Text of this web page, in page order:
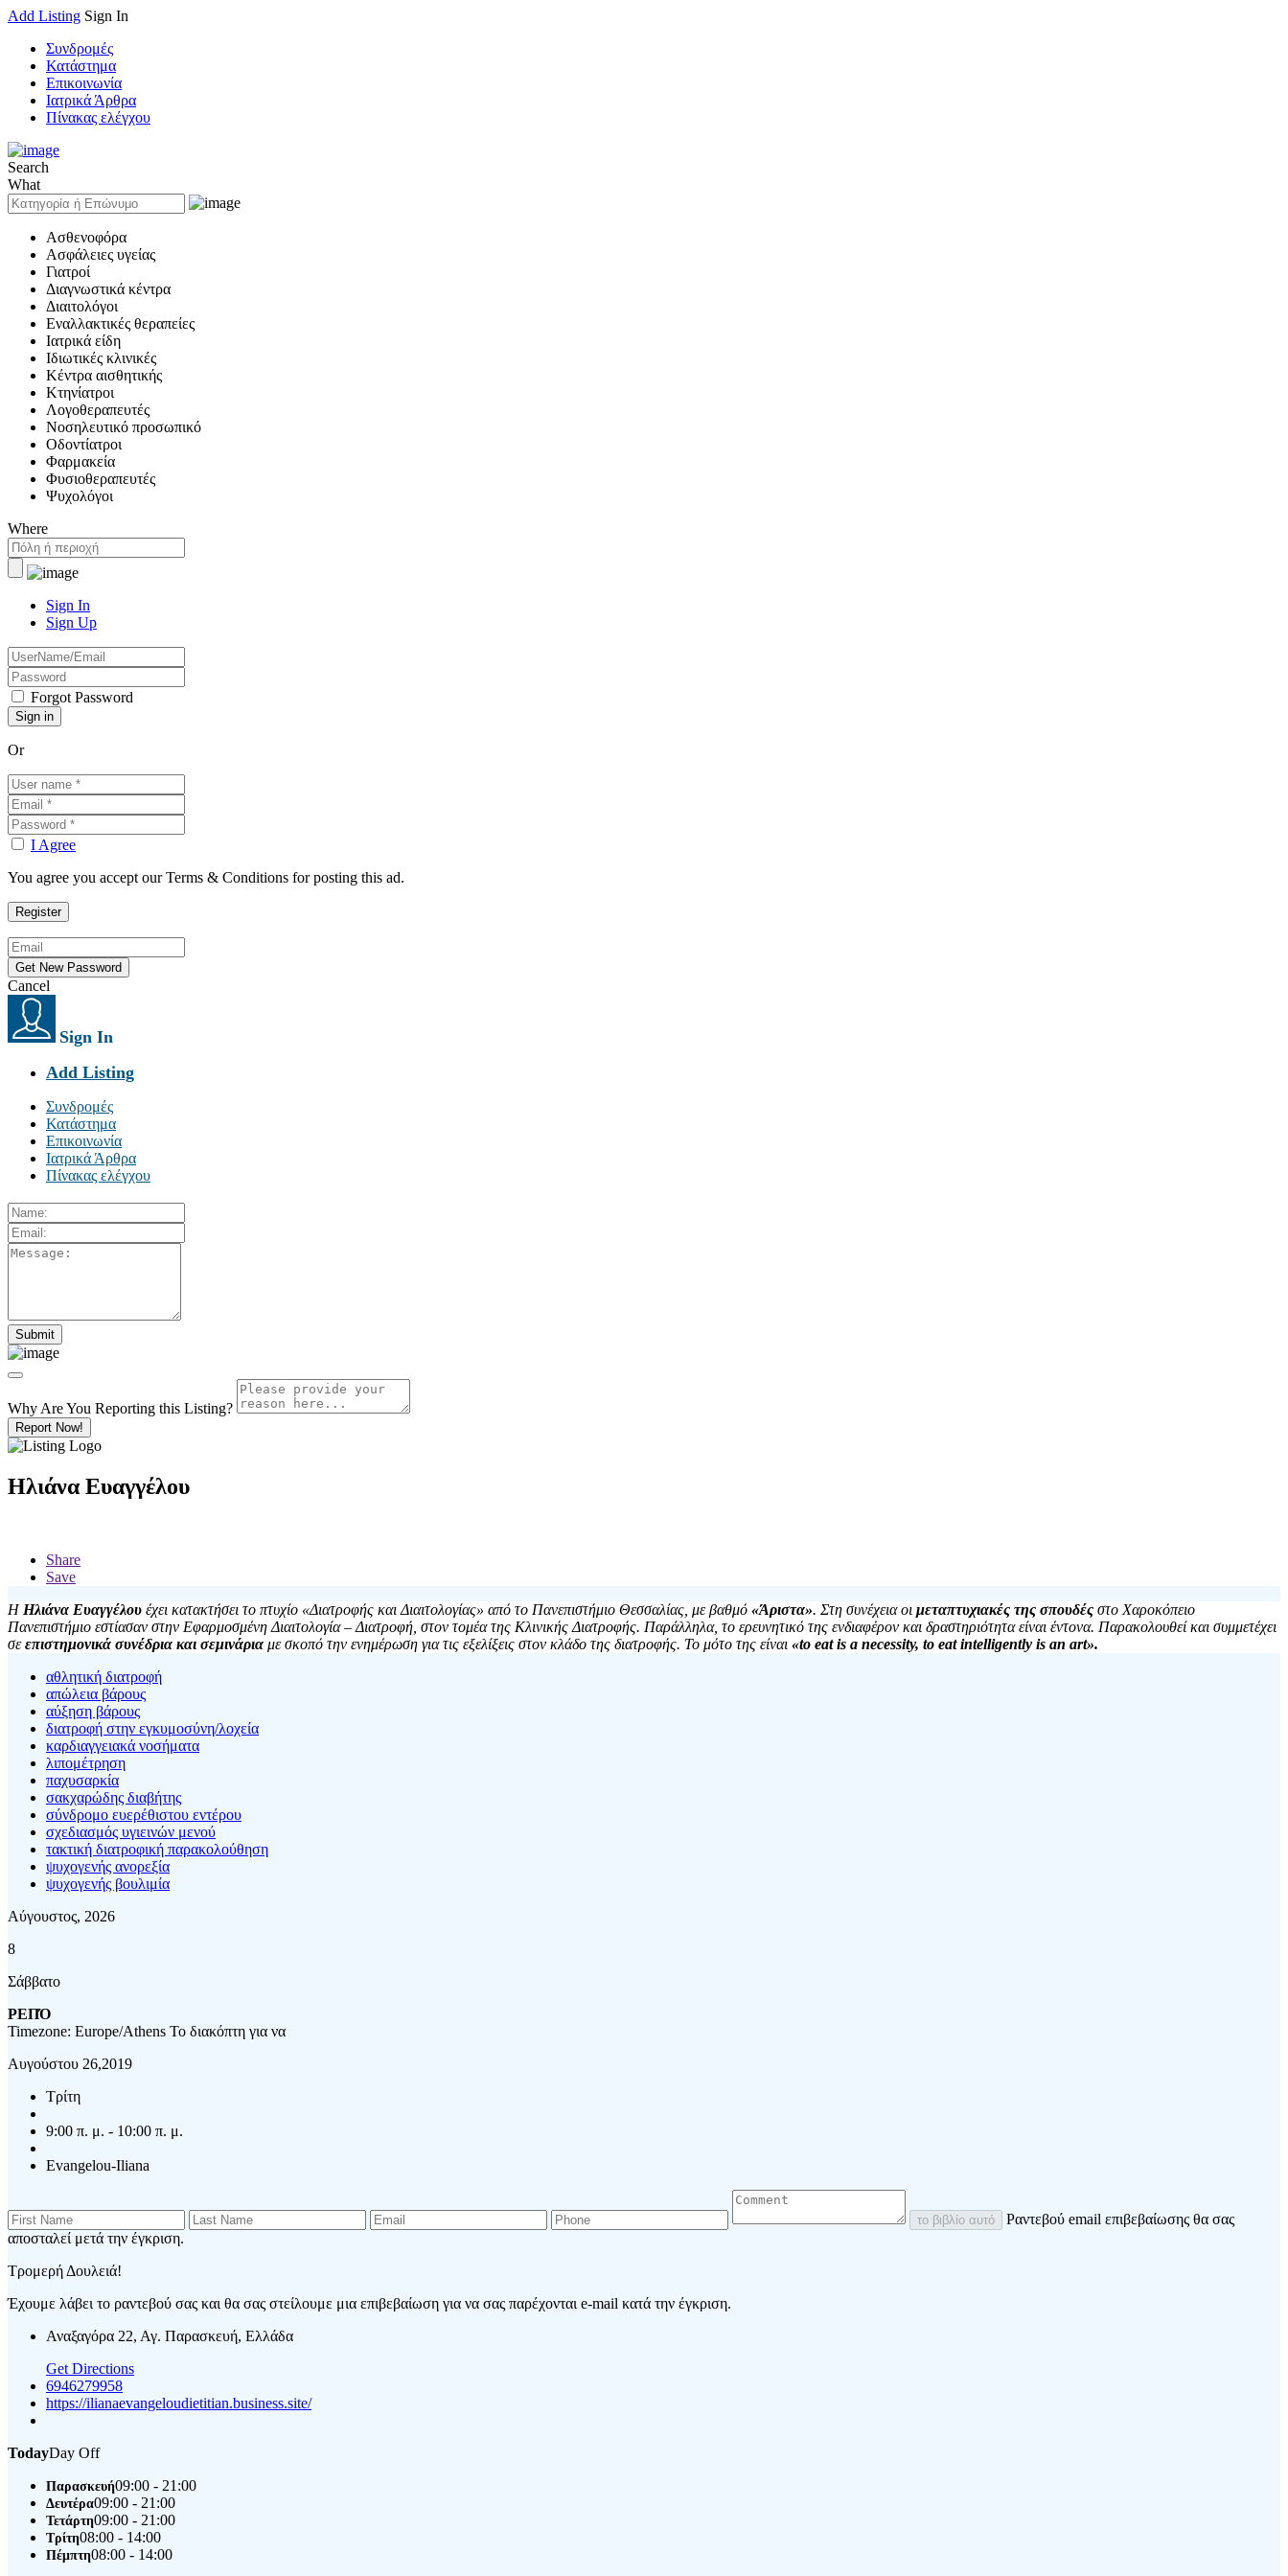
Add Listing Sign In
Συνδρομές
Κατάστημα
Επικοινωνία
Ιατρικά Άρθρα
Πίνακας ελέγχου
Search
What
Ασθενοφόρα
Ασφάλειες υγείας
Γιατροί
Διαγνωστικά κέντρα
Διαιτολόγοι
Εναλλακτικές θεραπείες
Ιατρικά είδη
Ιδιωτικές κλινικές
Κέντρα αισθητικής
Κτηνίατροι
Λογοθεραπευτές
Νοσηλευτικό προσωπικό
Οδοντίατροι
Φαρμακεία
Φυσιοθεραπευτές
Ψυχολόγοι
Where
Sign In
Sign Up
Forgot Password
Or
I Agree
You agree you accept our Terms & Conditions for posting this ad.
Cancel
Sign In
Add Listing
Συνδρομές
Κατάστημα
Επικοινωνία
Ιατρικά Άρθρα
Πίνακας ελέγχου
Why Are You Reporting this Listing?
Report Now!
Ηλιάνα Ευαγγέλου
Share
Save
Η Ηλιάνα Ευαγγέλου έχει κατακτήσει το πτυχίο «Διατροφής και Διαιτολογίας» από το Πανεπιστήμιο Θεσσαλίας, με βαθμό «Άριστα». Στη συνέχεια οι μεταπτυχιακές της σπουδές στο Χαροκόπειο
Πανεπιστήμιο εστίασαν στην Εφαρμοσμένη Διαιτολογία – Διατροφή, στον τομέα της Κλινικής Διατροφής. Παράλληλα, το ερευνητικό της ενδιαφέρον και δραστηριότητα είναι έντονα. Παρακολουθεί και συμμετέχει
σεεπιστημονικά συνέδρια και σεμινάρια με σκοπό την ενημέρωση για τις εξελίξεις στον κλάδο της διατροφής. Το μότο της είναι «to eat is a necessity, to eat intelligently is an art».
αθλητική διατροφή
απώλεια βάρους
αύξηση βάρους
διατροφή στην εγκυμοσύνη/λοχεία
καρδιαγγειακά νοσήματα
λιπομέτρηση
παχυσαρκία
σακχαρώδης διαβήτης
σύνδρομο ευερέθιστου εντέρου
σχεδιασμός υγιεινών μενού
τακτική διατροφική παρακολούθηση
ψυχογενής ανορεξία
ψυχογενής βουλιμία
Αύγουστος, 2026
8
Σάββατο
ΡΕΠΌ
Timezone: Europe/Athens Το διακόπτη για να
Αυγούστου 26,2019
Τρίτη
9:00 π. μ. - 10:00 π. μ.
Evangelou-Iliana
το βιβλίο αυτό
Ραντεβού email επιβεβαίωσης θα σας
αποσταλεί μετά την έγκριση.
Τρομερή Δουλειά!
Έχουμε λάβει το ραντεβού σας και θα σας στείλουμε μια επιβεβαίωση για να σας παρέχονται e-mail κατά την έγκριση.
Αναξαγόρα 22, Αγ. Παρασκευή, Ελλάδα
Get Directions
6946279958
https://ilianaevangeloudietitian.business.site/
TodayDay Off
Παρασκευή09:00 - 21:00
Δευτέρα09:00 - 21:00
Τετάρτη09:00 - 21:00
Τρίτη08:00 - 14:00
Πέμπτη08:00 - 14:00